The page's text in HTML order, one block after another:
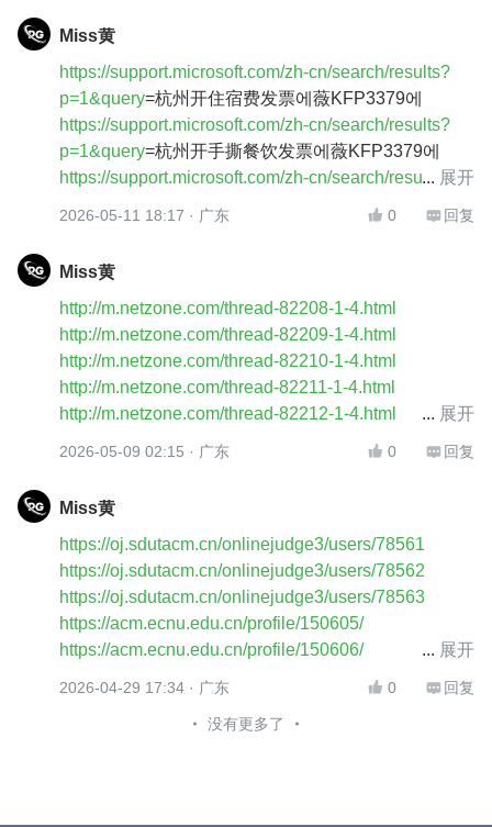
https://www.themoviedb.org/u/syfp
https://www.themoviedb.org/u/ccfp
Miss黄
https://support.microsoft.com/zh-cn/search/results?
p=1&query=杭州开住宿费发票에薇KFP3379에
https://support.microsoft.com/zh-cn/search/results?
p=1&query=杭州开手撕餐饮发票에薇KFP3379에
https://support.microsoft.com/zh-cn/search/results?
=杭州开会议费发票에薇KFP3379에
https://support.microsoft.com/zh-cn/search/results?
p=1&query=杭州开药品费发票에薇KFP3379에
https://support.microsoft.com/zh-cn/search/results?
p=1&query=杭州开劳务费发票에薇KFP3379에
https://support.microsoft.com/zh-cn/search/results?
p=1&query=杭州开材料费发票에薇KFP3379에
https://support.microsoft.com/zh-cn/search/results?
https://support.microsoft.com/zh-cn/search/results?
p=1&query=杭州开信息咨询费发票에薇KFP3379에
https://support.microsoft.com/zh-cn/search/results?
p=1&query=杭州开机械设备发票에薇KFP3379에
https://support.microsoft.com/zh-cn/search/results?
p=1&query=杭州开建筑工程发票에薇KFP3379에
https://support.microsoft.com/zh-cn/search/results?
https://support.microsoft.com/zh-cn/search/results?
展开
2026-05-11 18:17 · 广东  0  回复
Miss黄
http://m.netzone.com/thread-82208-1-4.html
http://m.netzone.com/thread-82209-1-4.html
http://m.netzone.com/thread-82210-1-4.html
http://m.netzone.com/thread-82211-1-4.html
http://m.netzone.com/thread-82212-1-4.html
http://m.netzone.com/thread-82213-1-4.html
http://m.netzone.com/thread-82216-1-4.html
http://m.netzone.com/thread-82217-1-4.html
http://m.netzone.com/thread-82218-1-4.html
http://m.netzone.com/thread-82219-1-4.html
http://m.netzone.com/thread-82220-1-4.html
http://m.netzone.com/thread-82221-1-4.html
http://m.netzone.com/thread-82222-1-4.html
http://m.netzone.com/thread-82224-1-4.html
展开
2026-05-09 02:15 · 广东  0  回复
Miss黄
https://oj.sdutacm.cn/onlinejudge3/users/78561
https://oj.sdutacm.cn/onlinejudge3/users/78562
https://oj.sdutacm.cn/onlinejudge3/users/78563
https://acm.ecnu.edu.cn/profile/150605/
https://acm.ecnu.edu.cn/profile/150606/
https://acm.ecnu.edu.cn/profile/150607/
https://acm.ecnu.edu.cn/profile/150609/
展开
2026-04-29 17:34 · 广东  0  回复
没有更多了